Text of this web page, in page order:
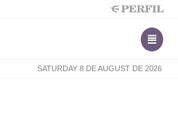
SATURDAY 8 DE AUGUST DE 2026